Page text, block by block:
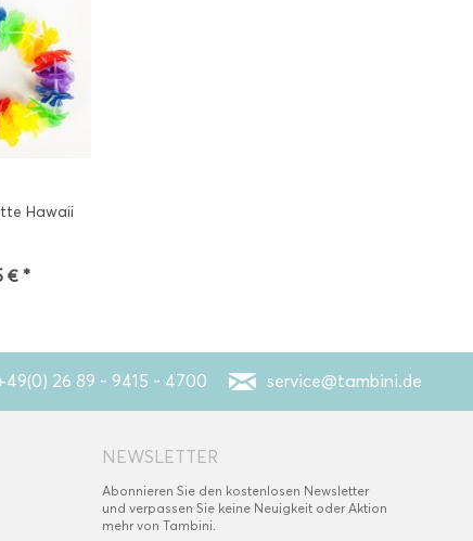
Hawaii
€ *
26 89 - 9415 - 4700 service@tambini.de
NEWSLETTER
Abonnieren Sie den kostenlosen Newsletter
und verpassen Sie keine Neuigkeit oder Aktion
mehr von Tambini.